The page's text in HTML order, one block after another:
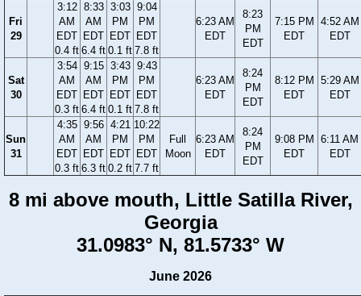
Fri
29
3:12
AM
EDT
0.4 ft
8:33
AM
EDT
6.4 ft
3:03
PM
EDT
0.1 ft
9:04
PM
EDT
7.8 ft
6:23 AM
EDT
8:23
PM
EDT
7:15 PM
EDT
4:52 AM
EDT
Sat
30
3:54
AM
EDT
0.3 ft
9:15
AM
EDT
6.4 ft
3:43
PM
EDT
0.1 ft
9:43
PM
EDT
7.8 ft
6:23 AM
EDT
8:24
PM
EDT
8:12 PM
EDT
5:29 AM
EDT
Sun
31
4:35
AM
EDT
0.3 ft
9:56
AM
EDT
6.3 ft
4:21
PM
EDT
0.2 ft
10:22
PM
EDT
7.7 ft
Full
Moon
6:23 AM
EDT
8:24
PM
EDT
9:08 PM
EDT
6:11 AM
EDT
8 mi above mouth, Little Satilla River,
Georgia
31.0983° N, 81.5733° W
June 2026